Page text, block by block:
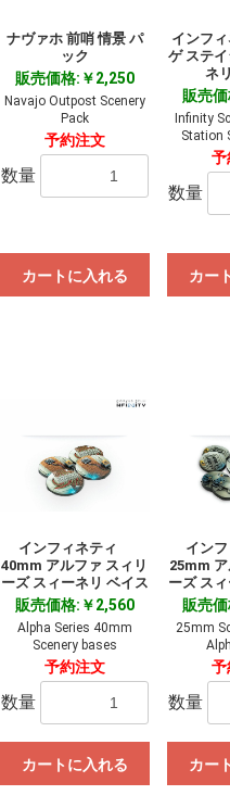
ナヴァホ 前哨 情景 パ
ック
販売価格:￥2,250
Navajo Outpost Scenery
Pack
予約注文
数量
カートに入れる
インフ
ゲ ステ
ネ
販売
Infinity
Station
予
数量
カー
インフィネティ
40mm アルファ スィリ
ーズ スィーネリ ベイス
販売価格:￥2,560
Alpha Series 40mm
Scenery bases
予約注文
数量
カートに入れる
イン
25mm ア
ーズ ス
販売
25mm
予
数量
カー